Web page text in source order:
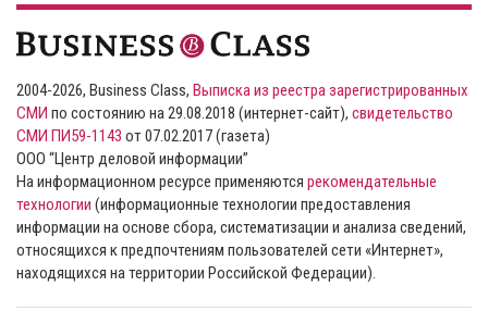
2004-2026, Business Class, Выписка из реестра зарегистрированных
СМИ по состоянию на 29.08.2018 (интернет-сайт), свидетельство
СМИ ПИ59-1143 от 07.02.2017 (газета)
ООО “Центр деловой информации”
На информационном ресурсе применяются рекомендательные
технологии (информационные технологии предоставления
информации на основе сбора, систематизации и анализа сведений,
относящихся к предпочтениям пользователей сети «Интернет»,
находящихся на территории Российской Федерации).